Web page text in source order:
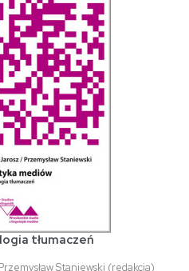
tłumaczeń
Staniewski (redakcja)